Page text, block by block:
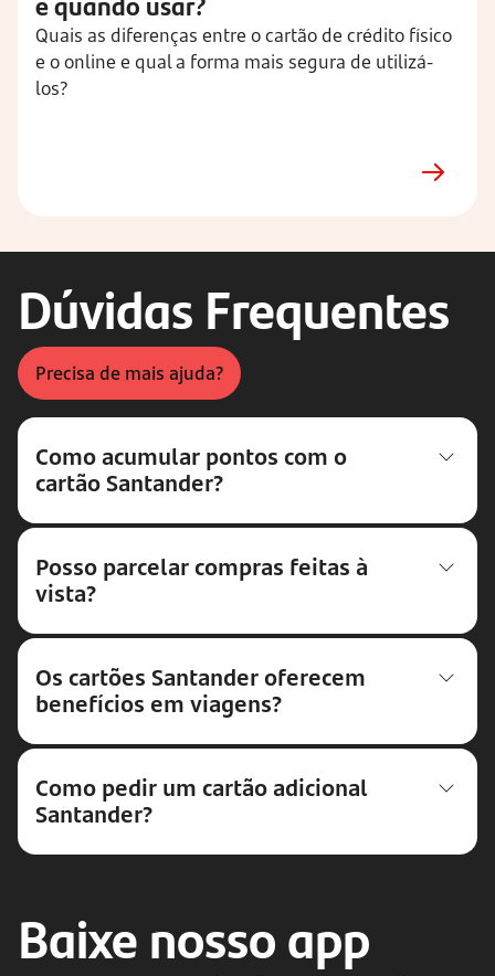
Quais as diferenças entre o cartão de crédito físico
e o online e qual a forma mais segura de utilizá-
los?
Dúvidas Frequentes
Precisa de mais ajuda?
Como acumular pontos com o
cartão Santander?
Posso parcelar compras feitas à
vista?
Os cartões Santander oferecem
benefícios em viagens?
Como pedir um cartão adicional
Santander?
Baixe nosso app